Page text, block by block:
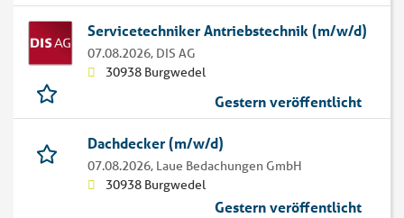
Servicetechniker Antriebstechnik (m/w/d)
07.08.2026, DIS AG
30938 Burgwedel
Gestern veröffentlicht
Dachdecker (m/w/d)
07.08.2026, Laue Bedachungen GmbH
30938 Burgwedel
Gestern veröffentlicht